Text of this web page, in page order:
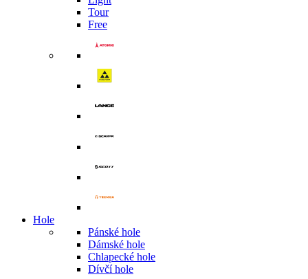
Tour
Free
Hole
Pánské hole
Dámské hole
Chlapecké hole
Dívčí hole